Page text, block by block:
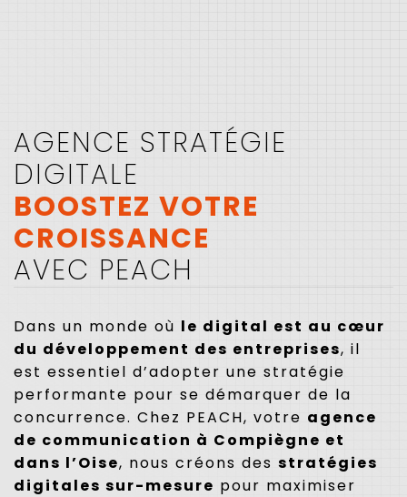
AGENCE STRATÉGIE
DIGITALE
BOOSTEZ VOTRE
CROISSANCE
AVEC PEACH
Dans un monde où le digital est au cœur
du développement des entreprises, il
est essentiel d’adopter une stratégie
performante pour se démarquer de la
concurrence. Chez PEACH, votre agence
de communication à Compiègne et
dans l’Oise, nous créons des stratégies
digitales sur-mesure pour maximiser